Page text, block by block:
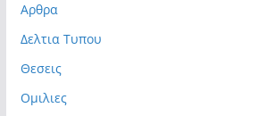
Αρθρα
Δελτια Τυπου
Θεσεις
Ομιλιες